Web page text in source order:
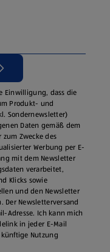
Einwilligung, dass die
Produkt- und
Sondernewsletter)
Daten gemäß dem
Zwecke des
Werbung per E-
mit dem Newsletter
verarbeitet,
Klicks sowie
und den Newsletter
Der Newsletterversand
Adresse. Ich kann mich
in jeder E‑Mail
Nutzung